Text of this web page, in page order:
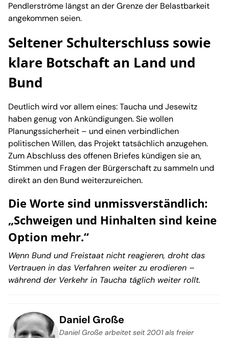
Pendlerströme längst an der Grenze der Belastbarkeit
angekommen seien.
Seltener Schulterschluss sowie
klare Botschaft an Land und
Bund
Deutlich wird vor allem eines: Taucha und Jesewitz
haben genug von Ankündigungen. Sie wollen
Planungssicherheit – und einen verbindlichen
politischen Willen, das Projekt tatsächlich anzugehen.
Zum Abschluss des offenen Briefes kündigen sie an,
Stimmen und Fragen der Bürgerschaft zu sammeln und
direkt an den Bund weiterzureichen.
Die Worte sind unmissverständlich:
„Schweigen und Hinhalten sind keine
Option mehr.“
Wenn Bund und Freistaat nicht reagieren, droht das
Vertrauen in das Verfahren weiter zu erodieren –
während der Verkehr in Taucha täglich weiter rollt.
Daniel Große
Daniel Große arbeitet seit 2001 als freier